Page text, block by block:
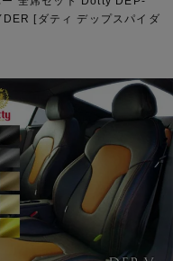
[ダティ デップスパイダ